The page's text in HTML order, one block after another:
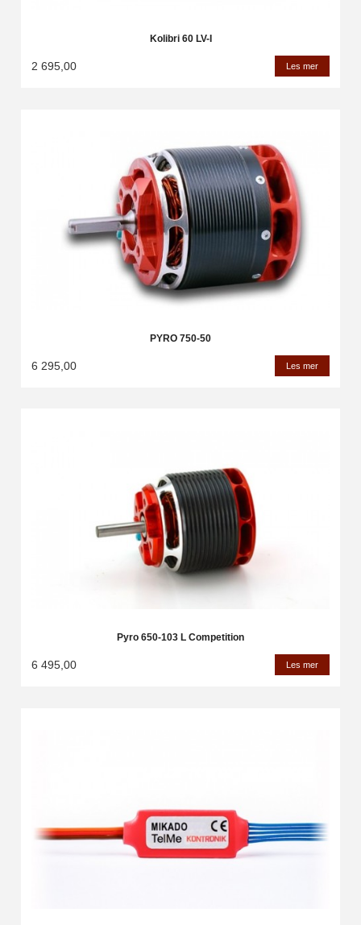
Kolibri 60 LV-I
2 695,00 Les mer
PYRO 750-50
6 295,00 Les mer
Pyro 650-103 L Competition
6 495,00 Les mer